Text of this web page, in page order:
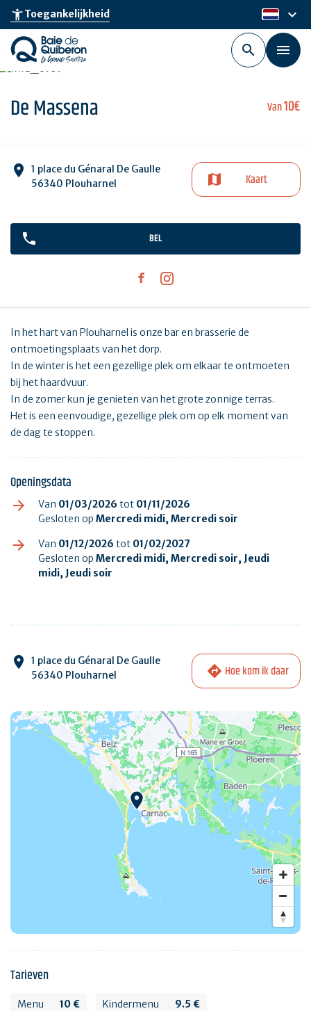
Skip
main
content
accessibility_newToegankelijkheid nl
keyboard_arrow_down
Van10€
De Massena
1 place du Génaral De Gaulle
56340 Plouharnel
Kaart
BEL
In het hart van Plouharnel is onze bar en brasserie de
ontmoetingsplaats van het dorp.
In de winter is het een gezellige plek om elkaar te ontmoeten
bij het haardvuur.
In de zomer kun je genieten van het grote zonnige terras.
Het is een eenvoudige, gezellige plek om op elk moment van
de dag te stoppen.
Openingsdata
Van 01/03/2026 tot 01/11/2026
Gesloten op Mercredi midi, Mercredi soir
Van 01/12/2026 tot 01/02/2027
Gesloten op Mercredi midi, Mercredi soir, Jeudi
midi, Jeudi soir
1 place du Génaral De Gaulle
56340 Plouharnel
Hoe kom ik daar
Tarieven
Menu 10 € Kindermenu 9.5 €